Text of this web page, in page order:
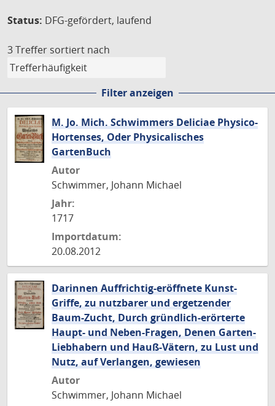
Status: DFG-gefördert, laufend
3 Treffer sortiert nach
Filter anzeigen
M. Jo. Mich. Schwimmers Deliciae Physico-
Hortenses, Oder Physicalisches
GartenBuch
Autor
Schwimmer, Johann Michael
Jahr:
1717
Importdatum:
20.08.2012
Darinnen Auffrichtig-eröffnete Kunst-
Griffe, zu nutzbarer und ergetzender
Baum-Zucht, Durch gründlich-erörterte
Haupt- und Neben-Fragen, Denen Garten-
Liebhabern und Hauß-Vätern, zu Lust und
Nutz, auf Verlangen, gewiesen
Autor
Schwimmer, Johann Michael